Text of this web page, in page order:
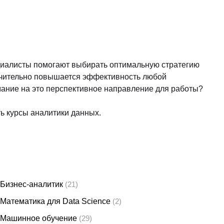
вот их примерный перечень:
для человека формат)